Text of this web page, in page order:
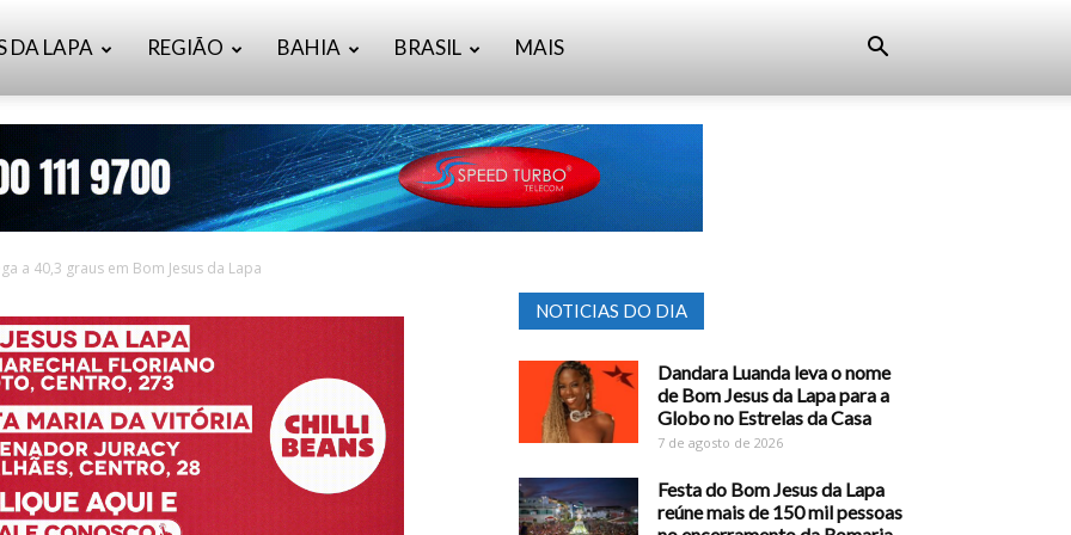
DA LAPA REGIÃO BAHIA BRASIL MAIS
a 40,3 graus em Bom Jesus da Lapa
NOTICIAS DO DIA
Dandara Luanda leva o nome
de Bom Jesus da Lapa para a
Globo no Estrelas da Casa
7 de agosto de 2026
Festa do Bom Jesus da Lapa
reúne mais de 150 mil pessoas